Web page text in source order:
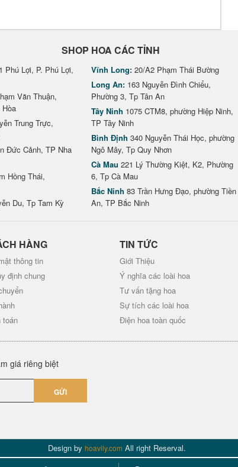
SHOP HOA CÁC TỈNH
Phú Lợi, P. Phú Lợi,
Văn Thuận,
Hòa
Trung Trực,
Đức Cảnh, TP Nha
Hồng Thái,
Du, Tp Tam Kỳ
Vĩnh Long: 20/A2 Phạm Thái Bường
Long An: 163 Nguyễn Đình Chiểu,
Phường 3, Tp Tân An
Tây Ninh 1075 CTM8, phường Hiệp Ninh,
TP Tây Ninh
Bình Định 340 Nguyễn Thái Học, phường
Ngô Mây, Tp Quy Nhơn
Cà Mau 221 Lý Thường Kiệt, K2, Phường
6, Tp Cà Mau
Bắc Ninh 83 Trần Hưng Đạo, phường Tiền
An, TP Bắc Ninh
HÀNG
thông tin
định chung
toán
TIN TỨC
Giới Thiệu
Ý nghĩa các loài hoa
Tư vấn tặng hoa
Sự tích các loài hoa
Điện hoa toàn quốc
giá riêng biệt
GỬI
Design by hoavily.com All right Reserval.